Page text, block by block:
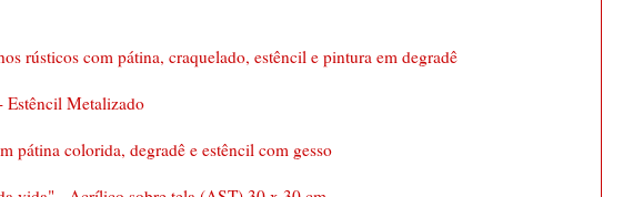
rústicos com pátina, craquelado, estêncil e pintura em degradê
Estêncil Metalizado
pátina colorida, degradê e estêncil com gesso